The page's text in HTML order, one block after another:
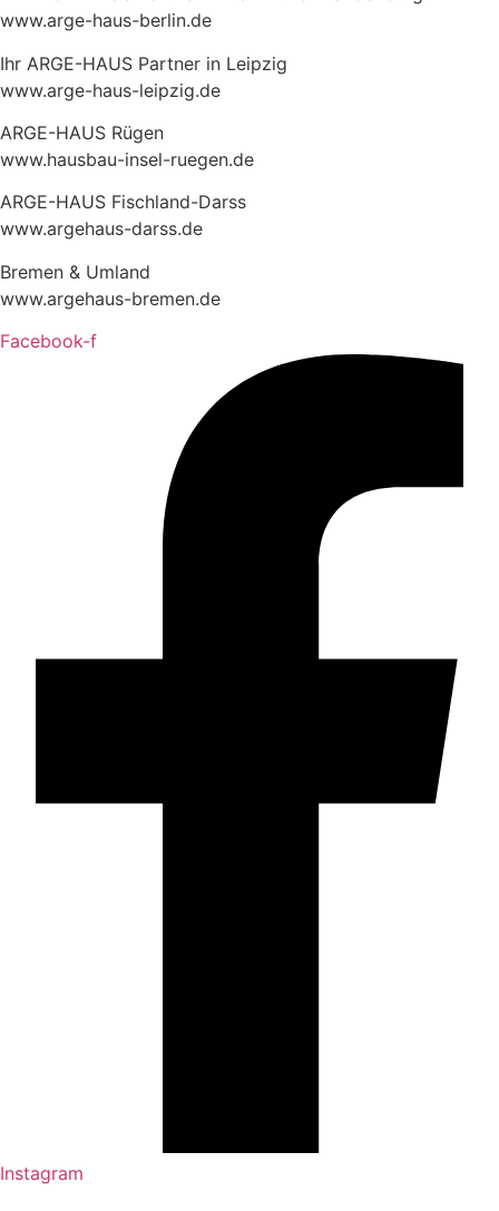
www.arge-haus-berlin.de
Ihr ARGE-HAUS Partner in Leipzig
www.arge-haus-leipzig.de
ARGE-HAUS Rügen
www.hausbau-insel-ruegen.de
ARGE-HAUS Fischland-Darss
www.argehaus-darss.de
Bremen & Umland
www.argehaus-bremen.de
Facebook-f
Instagram